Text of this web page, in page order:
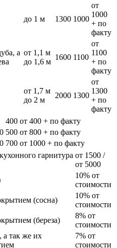
а
до 1 м 1300 1000
от
1000
+ по
факту
от 1,1 м
до 1,6 м
1600 1100
от
1100
+ по
факту
от 1,7 м
до 2 м
2000 1300
от
1300
+ по
факту
400 от 400 + по факту
500 от 800 + по факту
700 от 1000 + по факту
гарнитура от 1500 /
от 5000
10% от
стоимости
(сосна)
10% от
стоимости
(береза)
8% от
стоимости
а так же их
7% от
стоимости